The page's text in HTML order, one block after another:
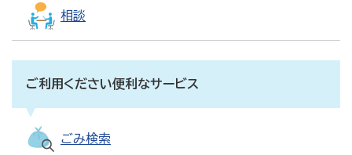
相談
ご利用ください便利なサービス
ごみ検索